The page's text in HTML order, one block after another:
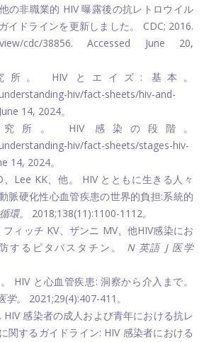
の非職業的 HIV 曝露後の抗レトロウイル
イドラインを更新しました。 CDC; 2016.
cdc/38856. Accessed June 20,
所。 HIV とエイズ: 基本。
hiv/fact-sheets/hiv-and-
14, 2024。
所。 HIV 感染の段階。
hiv/fact-sheets/stages-hiv-
14, 2024。
、Lee KK、他。 HIV とともに生きる人々
脈硬化性心血管疾患の世界的負担:系統的
循環。
2018;138(11):1100-1112。
ィッチ KV、ザンニ MV、他HIV感染にお
するピタバスタチン。 N 英語 J 医学
HIV と心血管疾患: 洞察から介入まで。
。
2021;29(4):407-411。
. HIV 感染者の成人および青年における抗レ
関するガイドライン: HIV 感染者における